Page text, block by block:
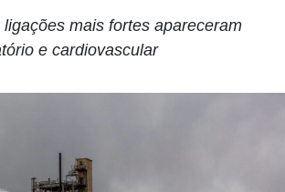
mais fortes apareceram
e cardiovascular